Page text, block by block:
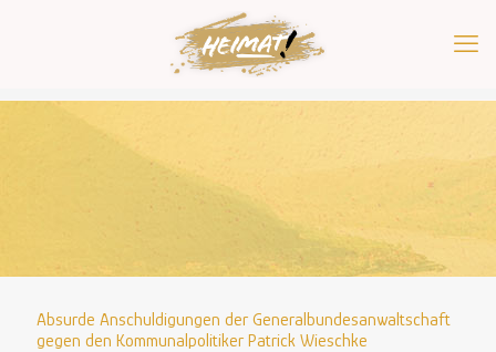
Absurde Anschuldigungen der Generalbundesanwaltschaft
gegen den Kommunalpolitiker Patrick Wieschke